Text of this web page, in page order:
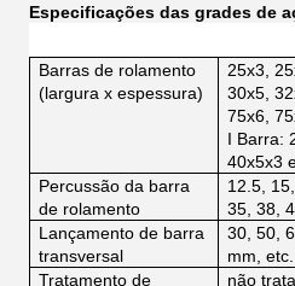
Especificações das grades de
Barras de rolamento
(largura x espessura)
25x3,
30x5,
75x6,
I Barra:
40x5x3
Percussão da barra
de rolamento
12.5,
35, 38,
Lançamento de barra
transversal
30, 50,
mm, etc.
Tratamento de
não